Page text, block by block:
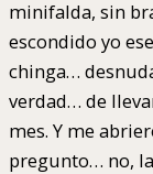
minifalda, sin
escondido yo
chinga…
verdad… de
mes. Y me
pregunto… no,